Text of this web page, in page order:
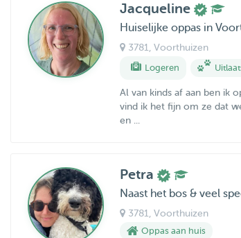
Jacqueline
Huiselijke oppas in
3781
, Voorthuizen
Logeren
Al van kinds af aan ben ik
vind ik het fijn om ze dat
en ...
Petra
Naast het bos & veel
3781
, Voorthuizen
Oppas aan huis